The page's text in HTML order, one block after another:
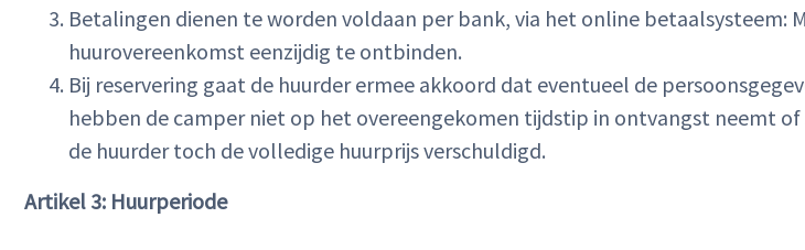
Betalingen dienen te worden voldaan per bank, via het online betaalsysteem:
huurovereenkomst eenzijdig te ontbinden.
Bij reservering gaat de huurder ermee akkoord dat eventueel de
hebben de camper niet op het overeengekomen tijdstip in ontvangst neemt
de huurder toch de volledige huurprijs verschuldigd.
Artikel 3: Huurperiode